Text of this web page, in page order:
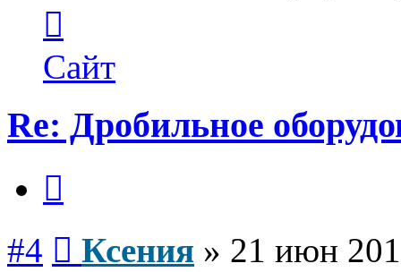
пользователя
Ксения
Сайт
Re: Дробильное
#4 Ксения » 21 июн